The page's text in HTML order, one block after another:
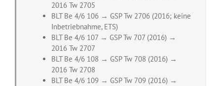
2016 Tw 2705
BLT Be 4/6 106 → GSP Tw 2706 (2016; keine
Inbetriebnahme, ETS)
BLT Be 4/6 107 → GSP Tw 707 (2016) →
2016 Tw 2707
BLT Be 4/6 108 → GSP Tw 708 (2016) →
2016 Tw 2708
BLT Be 4/6 109 → GSP Tw 709 (2016) →